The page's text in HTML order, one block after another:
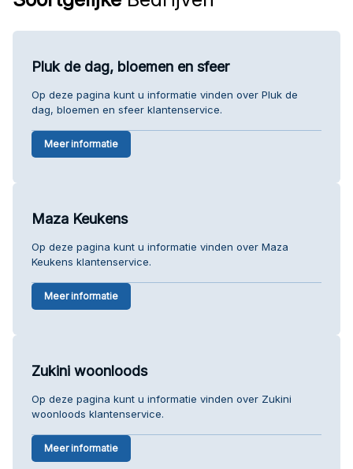
Pluk de dag, bloemen en sfeer
Op deze pagina kunt u informatie vinden over Pluk de
dag, bloemen en sfeer klantenservice.
Meer informatie
Maza Keukens
Op deze pagina kunt u informatie vinden over Maza
Keukens klantenservice.
Meer informatie
Zukini woonloods
Op deze pagina kunt u informatie vinden over Zukini
woonloods klantenservice.
Meer informatie